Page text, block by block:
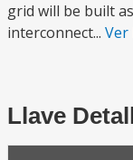
grid will be built
interconnect... Ver
Llave